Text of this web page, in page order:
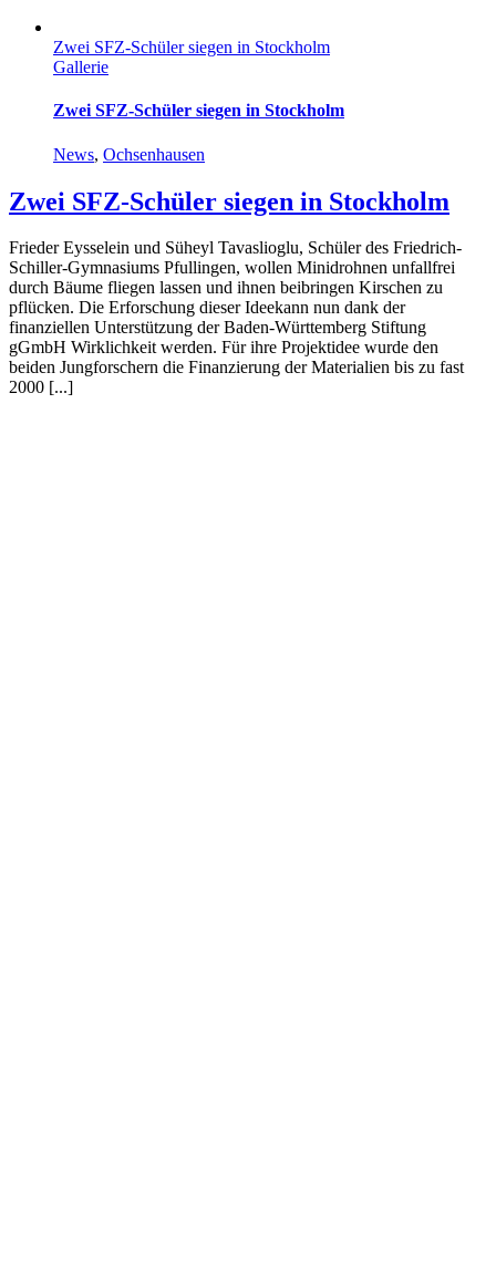
Zwei SFZ-Schüler siegen in Stockholm
Gallerie
Zwei SFZ-Schüler siegen in Stockholm
News, Ochsenhausen
Zwei SFZ-Schüler siegen in Stockholm
Frieder Eysselein und Süheyl Tavaslioglu, Schüler des Friedrich-
Schiller-Gymnasiums Pfullingen, wollen Minidrohnen unfallfrei
durch Bäume fliegen lassen und ihnen beibringen Kirschen zu
pflücken. Die Erforschung dieser Ideekann nun dank der
finanziellen Unterstützung der Baden-Württemberg Stiftung
gGmbH Wirklichkeit werden. Für ihre Projektidee wurde den
beiden Jungforschern die Finanzierung der Materialien bis zu fast
2000 [...]